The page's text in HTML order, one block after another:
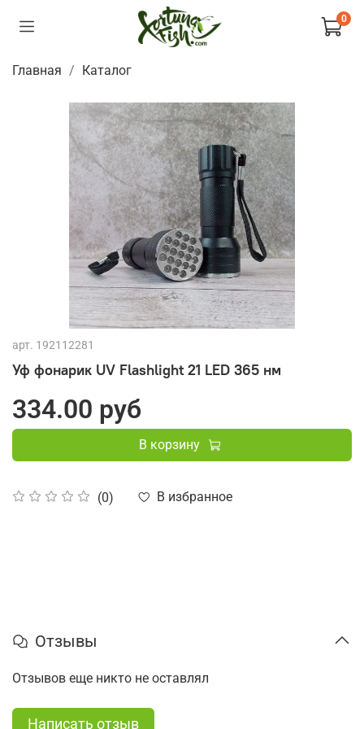
0
Главная Каталог
арт. 192112281
Уф фонарик UV Flashlight 21 LED 365 нм
(0) В избранное
334.00 руб
В корзину
Отзывы
Отзывов еще никто не оставлял
Написать отзыв